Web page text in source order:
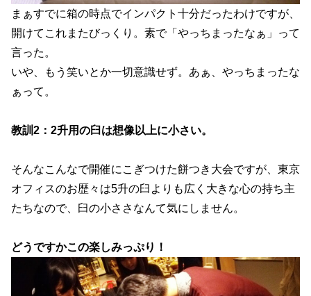
まぁすでに箱の時点でインパクト十分だったわけですが、
開けてこれまたびっくり。素で「やっちまったなぁ」って
言った。
いや、もう笑いとか一切意識せず。あぁ、やっちまったな
ぁって。
教訓2：2升用の臼は想像以上に小さい。
そんなこんなで開催にこぎつけた餅つき大会ですが、東京
オフィスのお歴々は5升の臼よりも広く大きな心の持ち主
たちなので、臼の小ささなんて気にしません。
どうですかこの楽しみっぷり！